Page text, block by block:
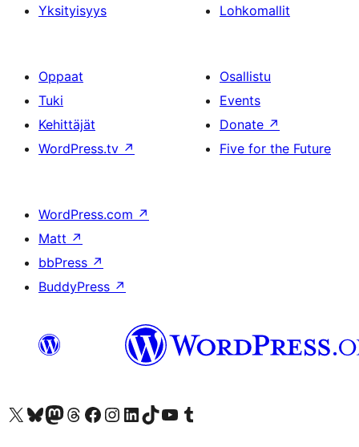
Yksityisyys
Lohkomallit
Oppaat
Tuki
Kehittäjät
WordPress.tv ↗
Osallistu
Events
Donate ↗
Five for the Future
WordPress.com ↗
Matt ↗
bbPress ↗
BuddyPress ↗
Visit our X (formerly Twitter) account
Visit our Bluesky account
Visit our Mastodon account
Visit our Threads account
Visit our Facebook page
Visit our Instagram account
Visit our LinkedIn account
Visit our TikTok account
Näytä YouTube-kanava
Visit our Tumblr account